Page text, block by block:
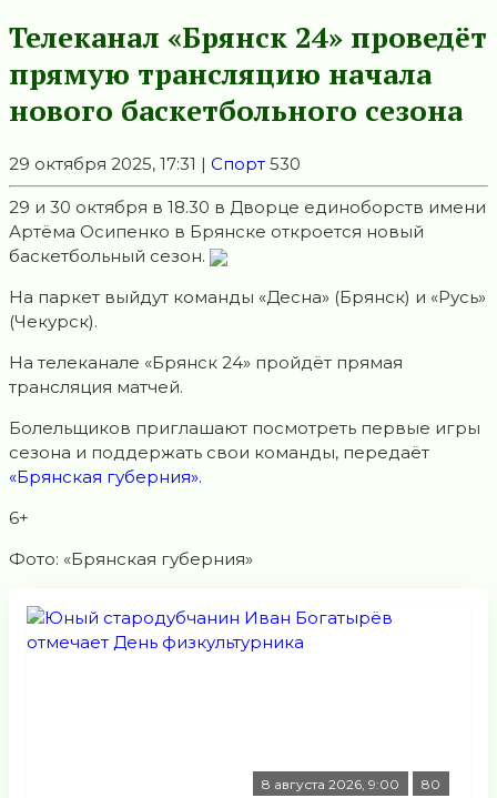
Телеканал «Брянск 24» проведёт
прямую трансляцию начала
нового баскетбольного сезона
29 октября 2025, 17:31 | Спорт 530
29 и 30 октября в 18.30 в Дворце единоборств имени
Артёма Осипенко в Брянске откроется новый
баскетбольный сезон.
На паркет выйдут команды «Десна» (Брянск) и «Русь»
(Чекурск).
На телеканале «Брянск 24» пройдёт прямая
трансляция матчей.
Болельщиков приглашают посмотреть первые игры
сезона и поддержать свои команды, передаёт
«Брянская губерния».
6+
Фото: «Брянская губерния»
8 августа 2026, 9:00 80